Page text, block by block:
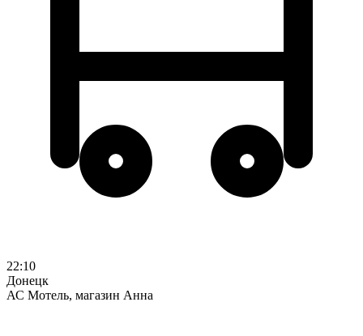
22:10
Донецк
АС Мотель, магазин Анна